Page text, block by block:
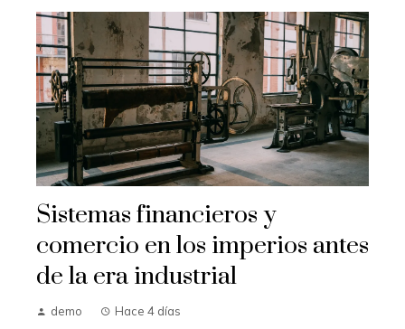
Sistemas financieros y
comercio en los imperios antes
de la era industrial
demo Hace 4 días